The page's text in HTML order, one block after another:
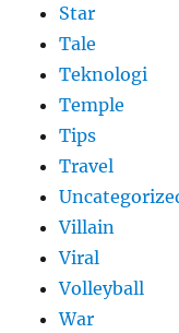
Star
Tale
Teknologi
Temple
Tips
Travel
Villain
Viral
Volleyball
War